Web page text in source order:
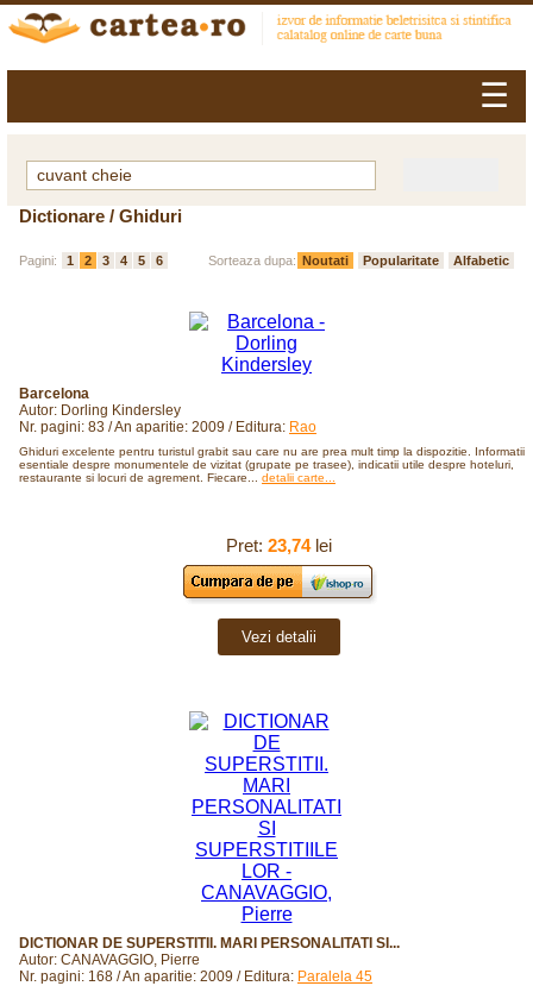
☰
Dictionare / Ghiduri
Sorteaza dupa: Noutati Popularitate Alfabetic
Pagini: 1 2 3 4 5 6
Barcelona
Autor: Dorling Kindersley
Nr. pagini: 83 / An aparitie: 2009 / Editura: Rao
Ghiduri excelente pentru turistul grabit sau care nu are prea mult timp la dispozitie. Informatii
esentiale despre monumentele de vizitat (grupate pe trasee), indicatii utile despre hoteluri,
restaurante si locuri de agrement. Fiecare... detalii carte...
Pret: 23,74lei
Vezi detalii
DICTIONAR DE SUPERSTITII. MARI PERSONALITATI SI...
Autor: CANAVAGGIO, Pierre
Nr. pagini: 168 / An aparitie: 2009 / Editura: Paralela 45